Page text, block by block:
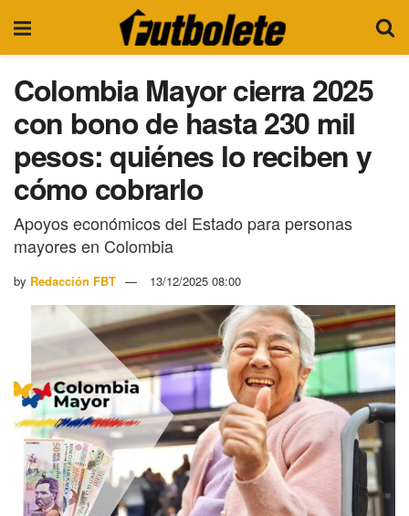
Colombia Mayor cierra 2025
con bono de hasta 230 mil
pesos: quiénes lo reciben y
cómo cobrarlo
Apoyos económicos del Estado para personas
mayores en Colombia
by Redacción FBT 13/12/2025 08:00